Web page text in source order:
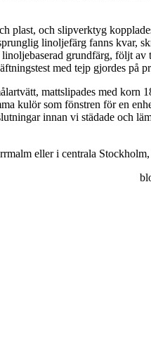
plast, och slipverktyg
linoljefärg fanns kvar,
grundfärg, följt
med tejp gjordes på
mattslipades med
kulör som fönstren för en
innan vi städade och
eller i centrala